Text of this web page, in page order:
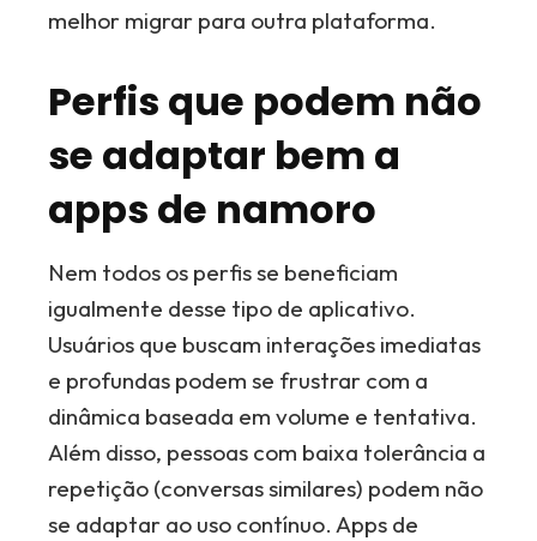
melhor migrar para outra plataforma.
Perfis que podem não
se adaptar bem a
apps de namoro
Nem todos os perfis se beneficiam
igualmente desse tipo de aplicativo.
Usuários que buscam interações imediatas
e profundas podem se frustrar com a
dinâmica baseada em volume e tentativa.
Além disso, pessoas com baixa tolerância a
repetição (conversas similares) podem não
se adaptar ao uso contínuo. Apps de